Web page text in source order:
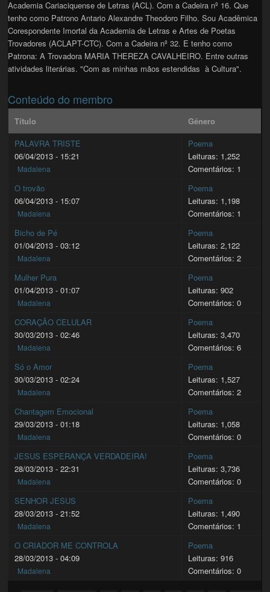
Academia Cariaciquense de Letras (ACL). Com a Cadeira nº 16. Que
tenho como Patrono Antario Alexandre Theodoro Filho. Sou Acadêmica
Corespondente Imortal da Academia de Letras e Artes de Poetas
Trovadores (ACLAPT-CTC). Com a Cadeira nº 32. E tenho como
Patrona: A Trovadora MARIA THEREZA CAVALHEIRO. Entre outras
atividades literárias. "Com as minhas mãos estendidas à Cultura".
Conteúdo do membro
Título
Género
PALAVRA TRISTE
06/04/2013 - 15:21
Madalena
Poema
Leituras: 1,252
Comentários: 1
O trovão
06/04/2013 - 15:07
Madalena
Poema
Leituras: 1,198
Comentários: 1
Bicho de Pé
01/04/2013 - 03:12
Madalena
Poema
Leituras: 2,122
Comentários: 2
Mulher Pura
01/04/2013 - 01:07
Madalena
Poema
Leituras: 902
Comentários: 0
CORAÇÃO CELULAR
30/03/2013 - 02:46
Madalena
Poema
Leituras: 3,470
Comentários: 6
Só o Amor
30/03/2013 - 02:24
Madalena
Poema
Leituras: 1,527
Comentários: 2
Chantagem Emocional
29/03/2013 - 01:18
Madalena
Poema
Leituras: 1,058
Comentários: 0
JESUS ESPERANÇA VERDADEIRA!
28/03/2013 - 22:31
Madalena
Poema
Leituras: 3,736
Comentários: 0
SENHOR JESUS
28/03/2013 - 21:52
Madalena
Poema
Leituras: 1,490
Comentários: 1
O CRIADOR ME CONTROLA
28/03/2013 - 04:09
Madalena
Poema
Leituras: 916
Comentários: 0